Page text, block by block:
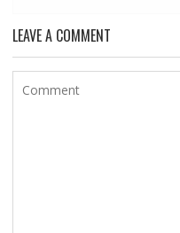
LEAVE A COMMENT